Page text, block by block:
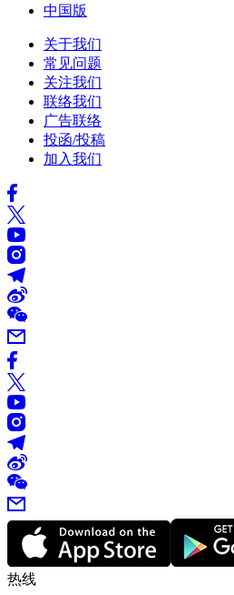
中国版
关于我们
常见问题
关注我们
联络我们
广告联络
投函/投稿
加入我们
热线